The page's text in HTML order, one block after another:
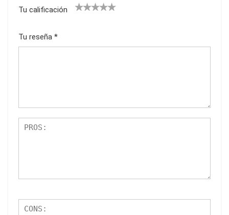
Tu calificación
Tu reseña *